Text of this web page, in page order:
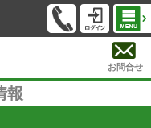
お問合せ
報